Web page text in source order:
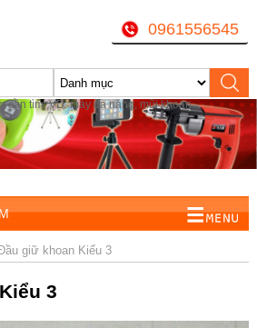
cần tìm, VD: máy đa năng, mũi khoan...
0961556545
giữ khoan Kiểu 3
3